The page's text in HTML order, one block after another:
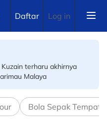
Daftar Log in
terharu akhirnya
podium, Izzat akur
Bola Sepak